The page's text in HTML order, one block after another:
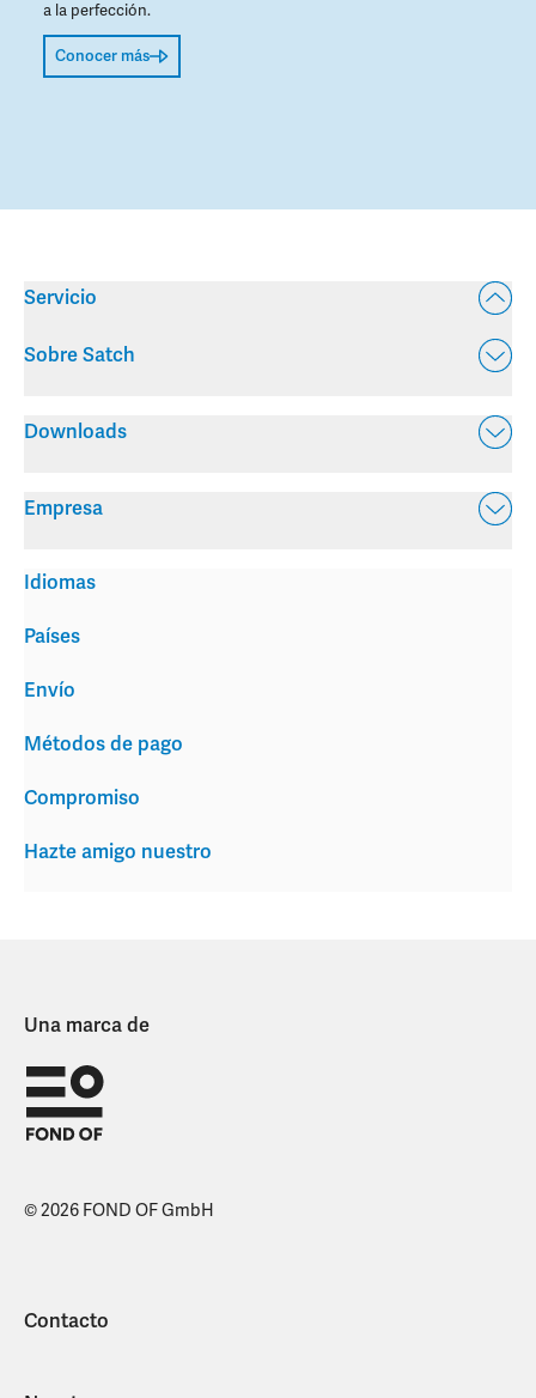
a la perfección.
Conocer más
Servicio
Sobre Satch
Downloads
Empresa
Envío
Métodos de pago
Compromiso
Hazte amigo nuestro
Idiomas
Países
Una marca de
© 2026 FOND OF GmbH
Contacto